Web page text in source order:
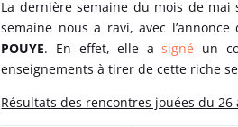
La dernière semaine du mois de mai
semaine nous a ravi, avec
POUYE. En effet, elle asigné un
enseignements à tirer de cette riche
Résultats des rencontres jouées du 26